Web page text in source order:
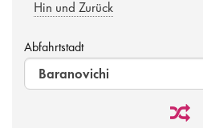
Hin und Zurück
Abfahrtstadt
Baranovichi